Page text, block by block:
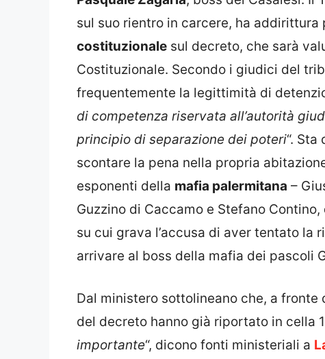
sul suo rientro in carcere, ha addirittura
costituzionale sul decreto, che sarà
Costituzionale. Secondo i giudici del
frequentemente la legittimità di
di competenza riservata all’autorità
principio di separazione dei poteri“.
scontare la pena nella propria
esponenti della mafia palermitana –
Guzzino di Caccamo e Stefano
su cui grava l’accusa di aver tentato la
arrivare al boss della mafia dei pascoli
Dal ministero sottolineano che, a
del decreto hanno già riportato in cella
importante“, dicono fonti ministeriali a